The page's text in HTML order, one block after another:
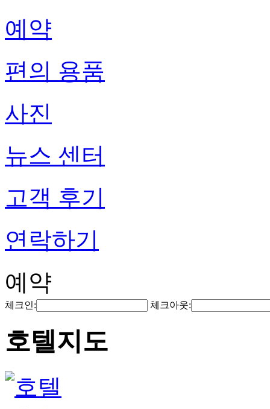
예약
편의 용품
사진
뉴스 센터
고객 후기
연락하기
예약
체크인: 체크아웃:
호텔지도